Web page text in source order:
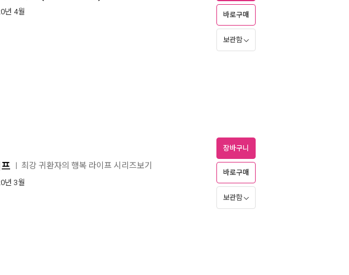
년 4월 바로구매
보관함
최강 귀환자의 행복 라이프 시리즈보기
년 3월
장바구니
바로구매
보관함